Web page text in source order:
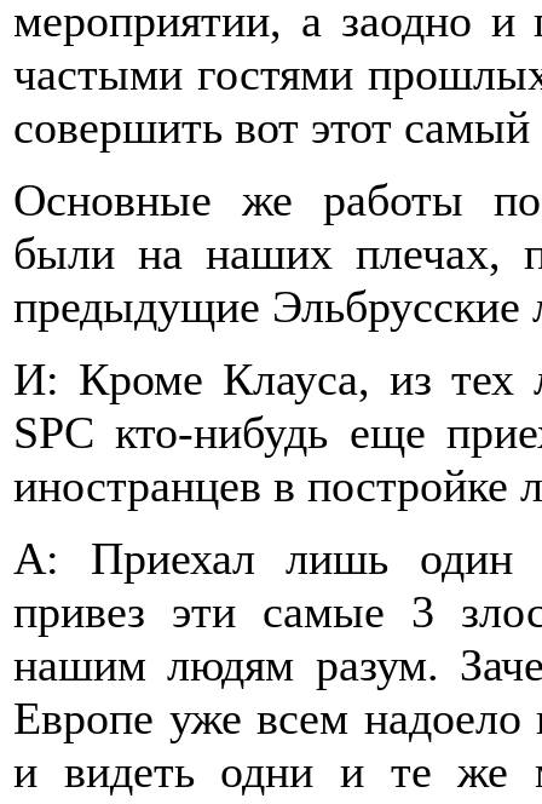
мероприятии, а заодно и
частыми гостями
совершить вот этот
Основные же работы по
были на наших плечах,
предыдущие Эльбрусские
И: Кроме Клауса, из тех
SPC кто-нибудь еще
иностранцев в постройке
А: Приехал лишь один
привез эти самые 3
нашим людям разум.
Европе уже всем
и видеть одни и те же